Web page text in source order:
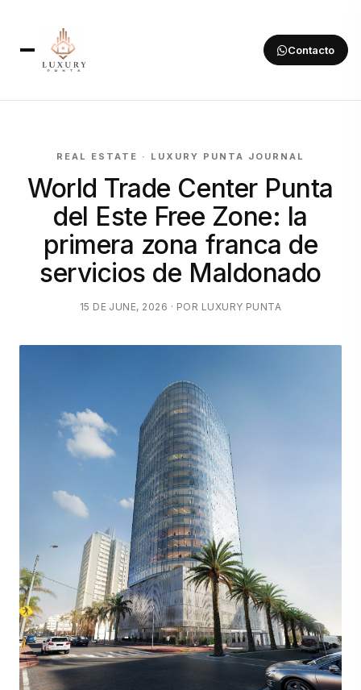
Contacto
REAL ESTATE · LUXURY PUNTA JOURNAL
World Trade Center Punta
del Este Free Zone: la
primera zona franca de
servicios de Maldonado
15 DE JUNE, 2026 · POR LUXURY PUNTA